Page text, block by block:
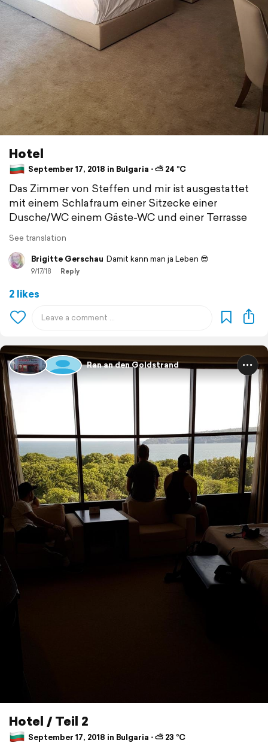
Hotel
September 17, 2018 in Bulgaria ⋅ ⛅ 24 °C
Das Zimmer von Steffen und mir ist ausgestattet
mit einem Schlafraum einer Sitzecke einer
Dusche/WC einem Gäste-WC und einer Terrasse
See translation
Brigitte Gerschau Damit kann man ja Leben 😎
9/17/18 Reply
2 likes
Ran an den Goldstrand
Hotel / Teil 2
September 17, 2018 in Bulgaria ⋅ ⛅ 23 °C